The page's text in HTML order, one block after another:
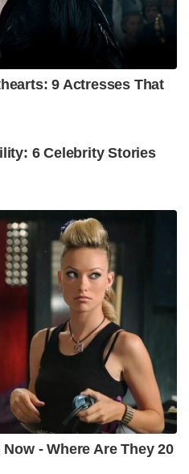
9 Actresses That
6 Celebrity Stories
- Where Are They 20